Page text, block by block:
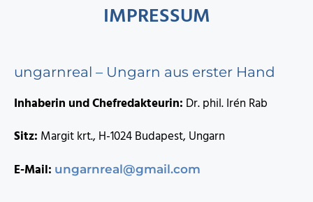
IMPRESSUM
ungarnreal – Ungarn aus erster Hand
Inhaberin und Chefredakteurin: Dr. phil. Irén Rab
Sitz: Margit krt., H-1024 Budapest, Ungarn
E-Mail: ungarnreal@gmail.com